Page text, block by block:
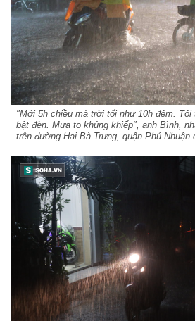
"Mới 5h chiều mà trời tối như 10h đêm.
bật đèn. Mưa to khủng khiếp", anh Bình,
trên đường Hai Bà Trưng, quận Phú Nhuận